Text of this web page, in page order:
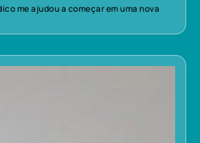
me ajudou a começar em uma nova